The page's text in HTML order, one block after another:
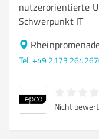
nutzerorientierte
Schwerpunkt IT
Tel. +49 2173
Nicht